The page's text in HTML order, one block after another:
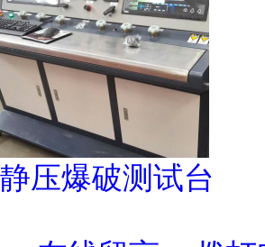
静压爆破测试台